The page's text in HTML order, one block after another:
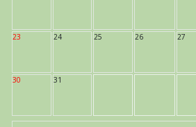
23 24 25 26 27
30 31